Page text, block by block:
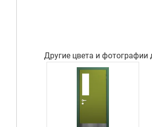
Другие цвета и фотографии